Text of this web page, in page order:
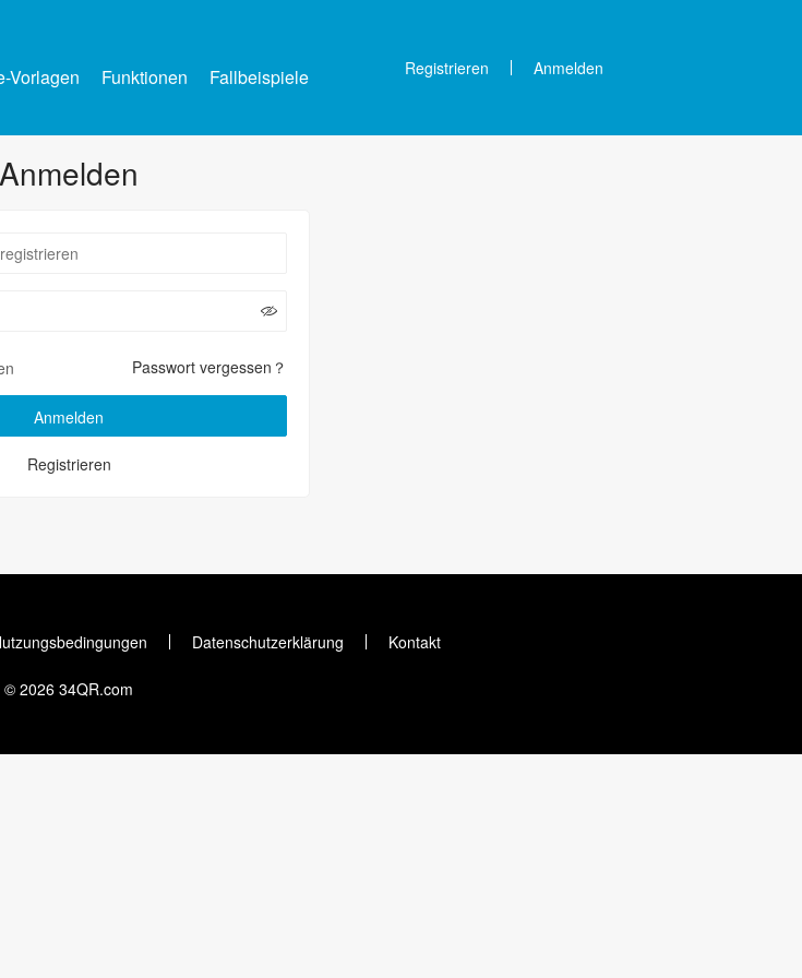
Vorlagen Funktionen
Fallbeispiele
Registrieren Anmelden
Anmelden
Passwort vergessen？
Anmelden
Registrieren
Datenschutzerklärung Kontakt
© 2026 34QR.com